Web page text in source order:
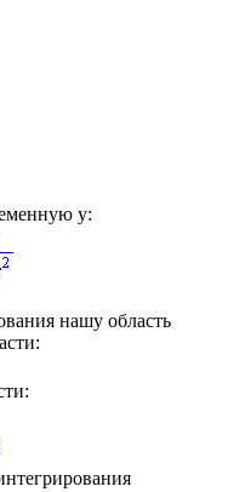
y:
нашу область